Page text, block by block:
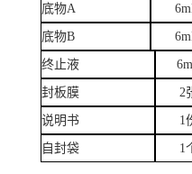
底物A
底物B
终止液
封板膜 2
说明书 1
自封袋 1